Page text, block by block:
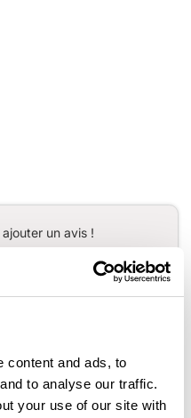
content and ads, to
to analyse our traffic.
your use of our site with
un avis !